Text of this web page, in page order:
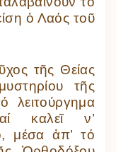
ὁ Λαός τοῦ
τῆς Θείας
τῆς
λειτούργημα
καλεῖ ν’
μέσα ἀπ’ τό